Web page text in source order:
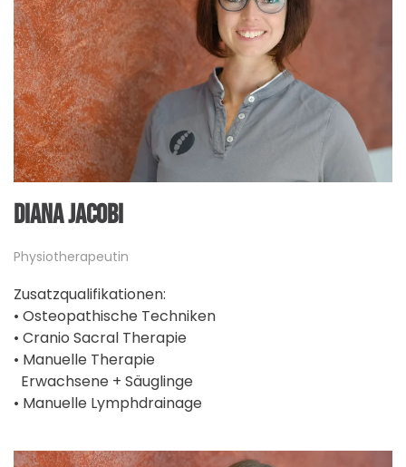
DIANA JACOBI
Physiotherapeutin
Zusatzqualifikationen:
• Osteopathische Techniken
• Cranio Sacral Therapie
• Manuelle Therapie
Erwachsene + Säuglinge
• Manuelle Lymphdrainage